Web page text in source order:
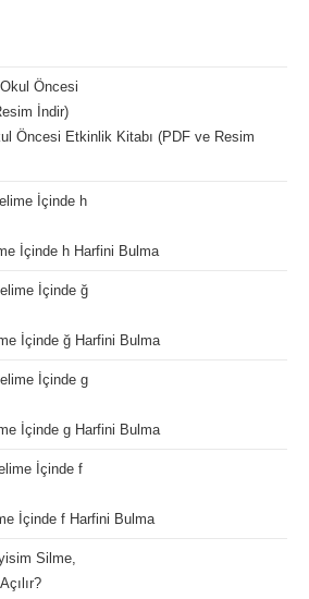
Öncesi Etkinlik Kitabı (PDF ve Resim
İçinde h Harfini Bulma
İçinde ğ Harfini Bulma
İçinde g Harfini Bulma
İçinde f Harfini Bulma